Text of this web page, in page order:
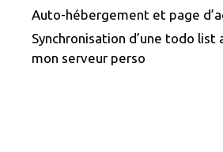
Auto-hébergement et page
Synchronisation d’une todo list
mon serveur perso